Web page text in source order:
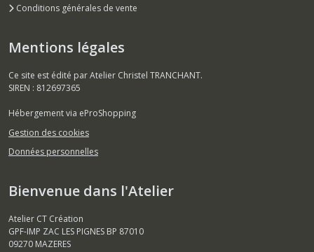
Conditions générales de vente
Mentions légales
Ce site est édité par Atelier Christel TRANCHANT.
SIREN : 812697365
Hébergement via eProShopping
Gestion des cookies
Données personnelles
Bienvenue dans l'Atelier
Atelier CT Création
GPF-IMP ZAC LES PIGNES BP 87010
09270 MAZERES